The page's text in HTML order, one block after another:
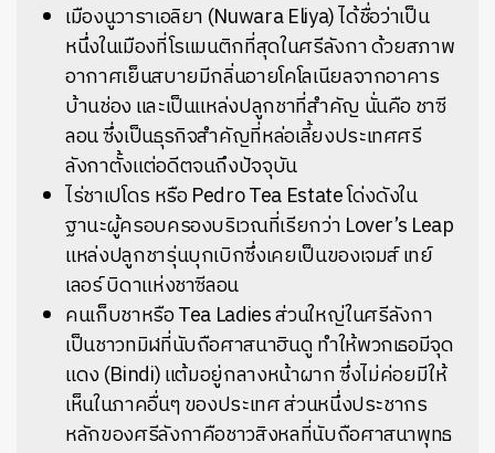
เมืองนูวาราเอลิยา (Nuwara Eliya) ได้ชื่อว่าเป็น
หนึ่งในเมืองที่โรแมนติกที่สุดในศรีลังกา ด้วยสภาพ
อากาศเย็นสบายมีกลิ่นอายโคโลเนียลจากอาคาร
บ้านช่อง และเป็นแหล่งปลูกชาที่สำคัญ นั่นคือ ชาซี
ลอน ซึ่งเป็นธุรกิจสำคัญที่หล่อเลี้ยงประเทศศรี
ลังกาตั้งแต่อดีตจนถึงปัจจุบัน
ไร่ชาเปโดร หรือ Pedro Tea Estate โด่งดังใน
ฐานะผู้ครอบครองบริเวณที่เรียกว่า Lover’s Leap
แหล่งปลูกชารุ่นบุกเบิกซึ่งเคยเป็นของเจมส์ เทย์
เลอร์ บิดาแห่งชาซีลอน
คนเก็บชาหรือ Tea Ladies ส่วนใหญ่ในศรีลังกา
เป็นชาวทมิฬที่นับถือศาสนาฮินดู ทำให้พวกเธอมีจุด
แดง (Bindi) แต้มอยู่กลางหน้าผาก ซึ่งไม่ค่อยมีให้
เห็นในภาคอื่นๆ ของประเทศ ส่วนหนึ่งประชากร
หลักของศรีลังกาคือชาวสิงหลที่นับถือศาสนาพุทธ